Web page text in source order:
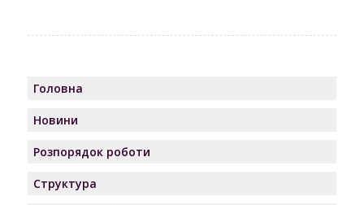
Головна
Новини
Розпорядок роботи
Структура